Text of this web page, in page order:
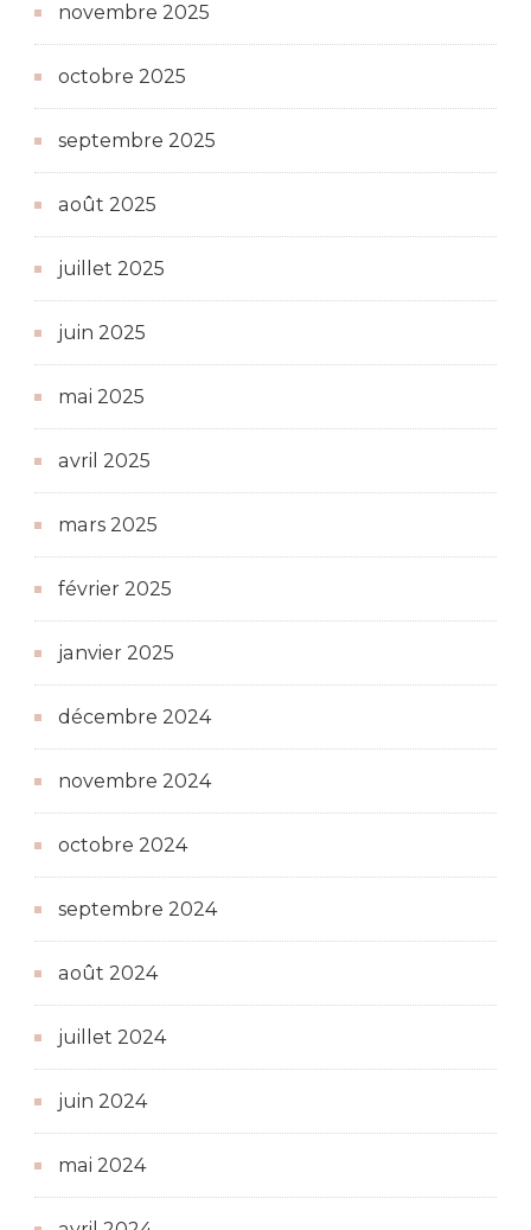
novembre 2025
octobre 2025
septembre 2025
août 2025
juillet 2025
juin 2025
mai 2025
avril 2025
mars 2025
février 2025
janvier 2025
décembre 2024
novembre 2024
octobre 2024
septembre 2024
août 2024
juillet 2024
juin 2024
mai 2024